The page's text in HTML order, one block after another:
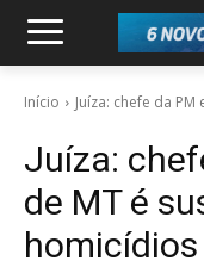
Início Juíza: chefe da
Juíza:
de MT é
homicídios